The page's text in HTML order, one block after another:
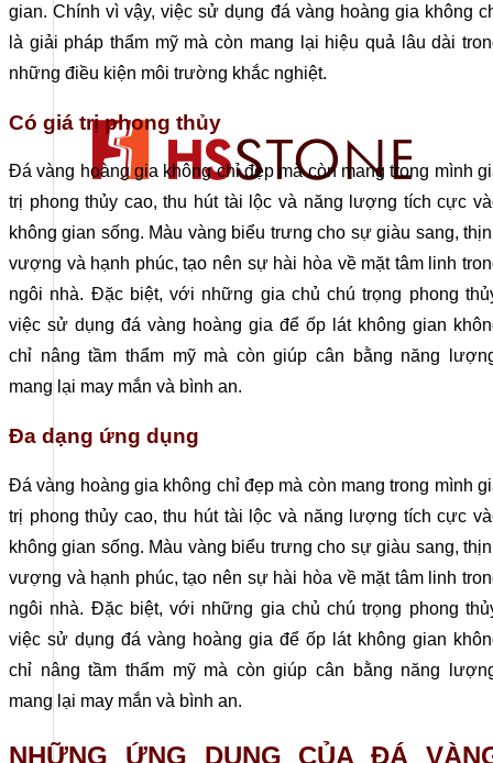
CÔNG TY CỔ PHẦN HSSTONE
Điện thoại: 0988 527 222
Email: kinhdoanh@hsstone.vn
Mã số thuế: 0110421554
Số nhà NV37, Khu đô thị mới Trung Văn, đường
Nội, Việt Nam
Trụ sở:Số nhà 59, Dãy 1, Khu tập thể công an
gian. Chính vì vậy, việc sử dụng đá vàng hoàng gia không
là giải pháp thẩm mỹ mà còn mang lại hiệu quả lâu dài
những điều kiện môi trường khắc nghiệt.
Có giá trị phong thủy
Đá vàng hoàng gia không chỉ đẹp mà còn mang trong mình
trị phong thủy cao, thu hút tài lộc và năng lượng tích cực
không gian sống. Màu vàng biểu trưng cho sự giàu sang,
vượng và hạnh phúc, tạo nên sự hài hòa về mặt tâm linh
ngôi nhà. Đặc biệt, với những gia chủ chú trọng phong
việc sử dụng đá vàng hoàng gia để ốp lát không gian
chỉ nâng tầm thẩm mỹ mà còn giúp cân bằng năng
mang lại may mắn và bình an.
Đa dạng ứng dụng
Đá vàng hoàng gia không chỉ đẹp mà còn mang trong mình
trị phong thủy cao, thu hút tài lộc và năng lượng tích cực
không gian sống. Màu vàng biểu trưng cho sự giàu sang,
vượng và hạnh phúc, tạo nên sự hài hòa về mặt tâm linh
ngôi nhà. Đặc biệt, với những gia chủ chú trọng phong
việc sử dụng đá vàng hoàng gia để ốp lát không gian
chỉ nâng tầm thẩm mỹ mà còn giúp cân bằng năng
mang lại may mắn và bình an.
NHỮNG ỨNG DỤNG CỦA ĐÁ